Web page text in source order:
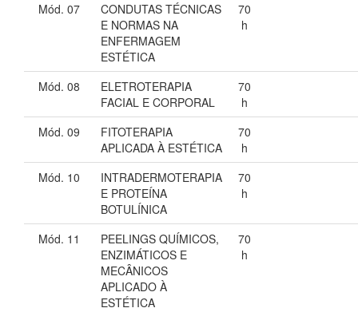
Mód. 07
CONDUTAS TÉCNICAS
E NORMAS NA
ENFERMAGEM
ESTÉTICA
70
h
Mód. 08
ELETROTERAPIA
FACIAL E CORPORAL
70
h
Mód. 09
FITOTERAPIA
APLICADA À ESTÉTICA
70
h
Mód. 10
INTRADERMOTERAPIA
E PROTEÍNA
BOTULÍNICA
70
h
Mód. 11
PEELINGS QUÍMICOS,
ENZIMÁTICOS E
MECÂNICOS
APLICADO À
ESTÉTICA
70
h